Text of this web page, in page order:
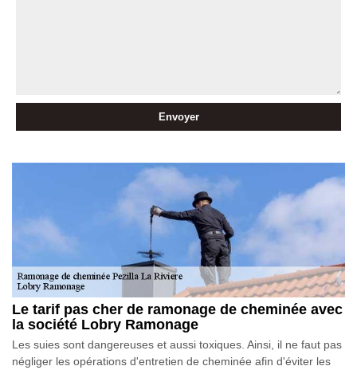
Le tarif pas cher de ramonage de cheminée avec
la société Lobry Ramonage
Les suies sont dangereuses et aussi toxiques. Ainsi, il ne faut pas
négliger les opérations d'entretien de cheminée afin d'éviter les